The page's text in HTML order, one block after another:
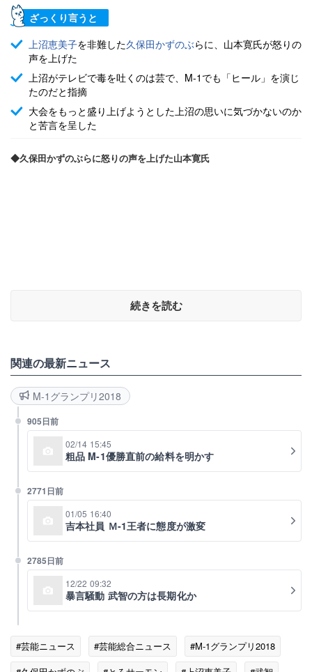
ざっくり言うと
上沼恵美子を非難した久保田かずのぶらに、山本寛氏が怒りの
声を上げた
上沼がテレビで毒を吐くのは芸で、M-1でも「ヒール」を演じ
たのだと指摘
大会をもっと盛り上げようとした上沼の思いに気づかないのか
と苦言を呈した
◆久保田かずのぶらに怒りの声を上げた山本寛氏
続きを読む
関連の最新ニュース
M-1グランプリ2018
905日前
02/14 15:45
粗品 M-1優勝直前の給料を明かす
2771日前
01/05 16:40
吉本社員 Ｍ-1王者に態度が激変
2785日前
12/22 09:32
暴言騒動 武智の方は長期化か
#芸能ニュース #芸能総合ニュース
#M-1グランプリ2018